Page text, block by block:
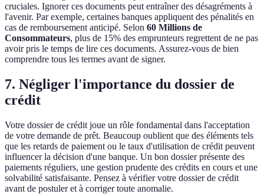
cruciales. Ignorer ces documents peut entraîner des désagréments à
l'avenir. Par exemple, certaines banques appliquent des pénalités en
cas de remboursement anticipé. Selon 60 Millions de
Consommateurs, plus de 15% des emprunteurs regrettent de ne pas
avoir pris le temps de lire ces documents. Assurez-vous de bien
comprendre tous les termes avant de signer.
7. Négliger l'importance du dossier de
crédit
Votre dossier de crédit joue un rôle fondamental dans l'acceptation
de votre demande de prêt. Beaucoup oublient que des éléments tels
que les retards de paiement ou le taux d'utilisation de crédit peuvent
influencer la décision d'une banque. Un bon dossier présente des
paiements réguliers, une gestion prudente des crédits en cours et une
solvabilité satisfaisante. Pensez à vérifier votre dossier de crédit
avant de postuler et à corriger toute anomalie.